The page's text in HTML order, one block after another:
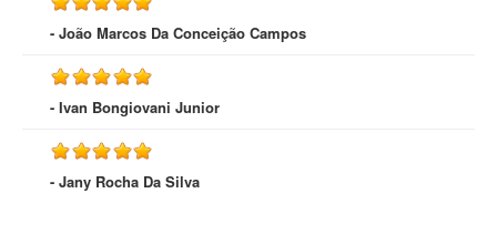
- João Marcos Da Conceição Campos
- Ivan Bongiovani Junior
- Jany Rocha Da Silva